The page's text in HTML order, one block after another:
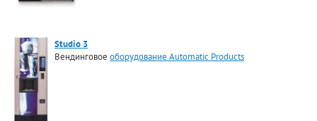
Studio 3
Вендинговоеоборудование Automatiс Products